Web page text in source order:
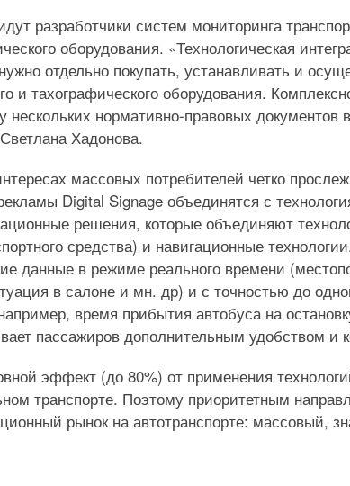
разработчики систем мониторинга
оборудования. «Технологическая
отдельно покупать, устанавливать и
и тахографического оборудования.
нескольких нормативно-правовых документов
Хадонова.
массовых потребителей четко
Digital Signage объединятся с
решения, которые объединяют
средства) и навигационные
данные в режиме реального времени
в салоне и мн. др) и с точностью до
время прибытия автобуса на
пассажиров дополнительным удобством и
эффект (до 80%) от применения
транспорте. Поэтому приоритетным
рынок на автотранспорте: массовый,